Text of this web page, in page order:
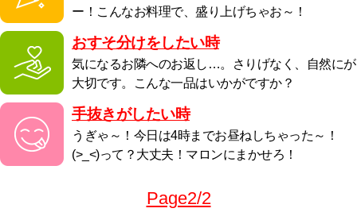
ー！こんなお料理で、盛り上げちゃお～！
おすそ分けをしたい時
気になるお隣へのお返し…。さりげなく、自然にが
大切です。こんな一品はいかがですか？
手抜きがしたい時
うぎゃ～！今日は4時までお昼ねしちゃった～！
(>_<)って？大丈夫！マロンにまかせろ！
Page2/2